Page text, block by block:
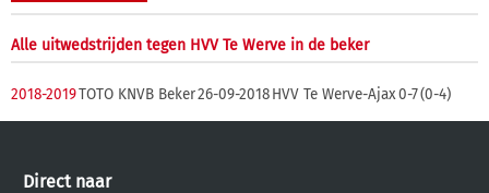
Alle uitwedstrijden tegen HVV Te Werve in de beker
2018-2019TOTO KNVB Beker26-09-2018HVV Te Werve-Ajax0-7(0-4)
Direct naar